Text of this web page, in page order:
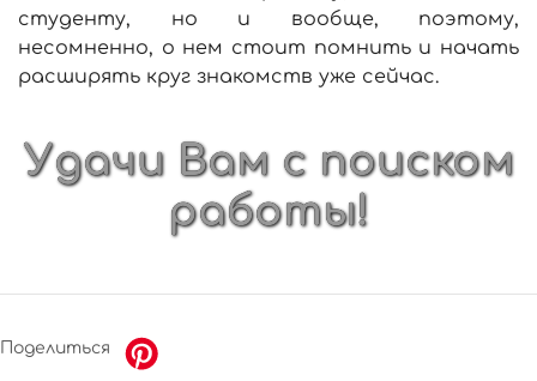
студенту, но и вообще, поэтому,
несомненно, о нем стоит помнить и начать
расширять круг знакомств уже сейчас.
Удачи Вам с поиском
работы!
Поделиться